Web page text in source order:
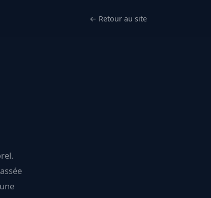
← Retour au site